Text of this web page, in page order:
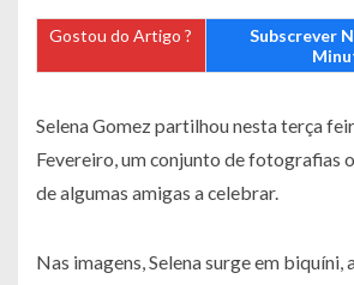
Gostou do Artigo ?
Subscrever
Selena Gomez partilhou nesta terça
Fevereiro, um conjunto de fotografias
de algumas amigas a celebrar.
Nas imagens, Selena surge em biquíni,